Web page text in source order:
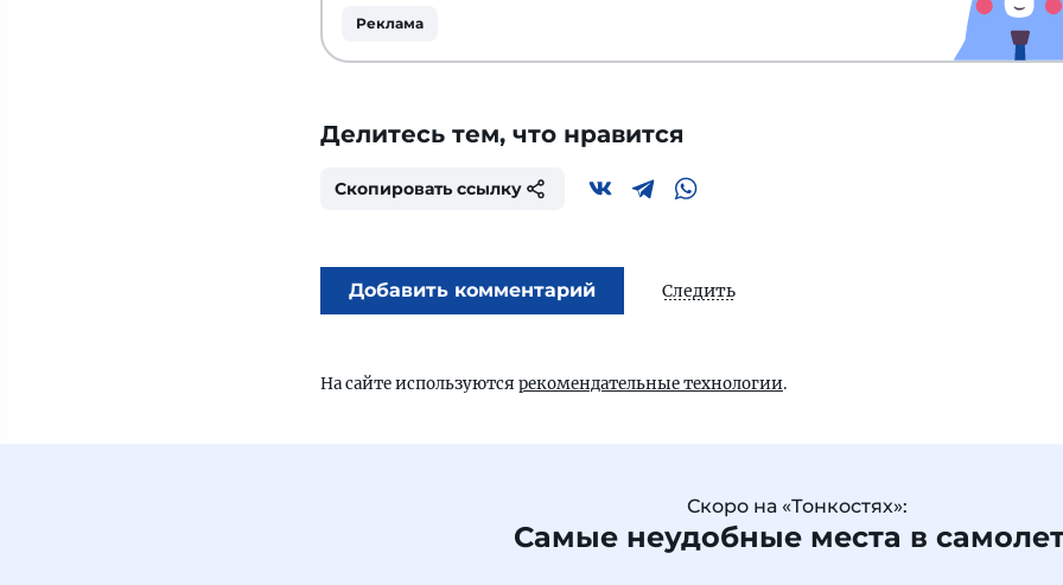
Реклама
Делитесь тем, что нравится
Скопировать ссылку
Добавить комментарий Следить
На сайте используются рекомендательные технологии.
Скоро на «Тонкостях»:
Самые неудобные места в